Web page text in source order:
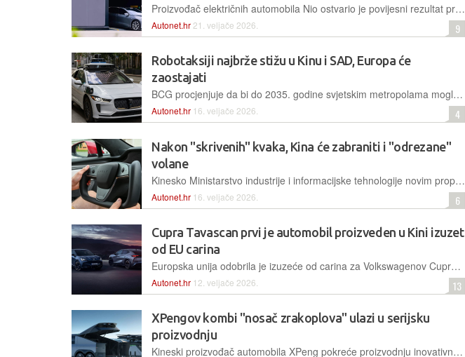
Proizvođač električnih automobila Nio ostvario je povijesni rezultat protekloga četvrtka, kad je zamijenio rekordan broj baterija u 24 sata, čime je potvrdio efikasnost ove tehnologije tijekom masovnih putovanja
Autonet.hr 21. veljače 2026. 9
Robotaksiji najbrže stižu u Kinu i SAD, Europa će
zaostajati
BCG procjenjuje da bi do 2035. godine svjetskim metropolama moglo prometovati i do tri milijuna autonomnih taksija, pri čemu će Kina i SAD predvoditi rast
Autonet.hr 16. veljače 2026. 4
Nakon "skrivenih" kvaka, Kina će zabraniti i "odrezane"
volane
Kinesko Ministarstvo industrije i informacijske tehnologije novim propisima de facto zabranjuje nekonvencionalne upravljače u vozilima, postavljajući sigurnost putnika iznad dizajnerskih trendova
Autonet.hr 16. veljače 2026. 6
Cupra Tavascan prvi je automobil proizveden u Kini izuzet
od EU carina
Europska unija odobrila je izuzeće od carina za Volkswagenov Cupra Tavascan, što je prvi takav slučaj pod novim mehanizmom koji signalizira smirivanje trgovinskih tenzija između Bruxellesa i Pekinga
Autonet.hr 12. veljače 2026. 13
XPengov kombi "nosač zrakoplova" ulazi u serijsku
proizvodnju
Kineski proizvođač automobila XPeng pokreće proizvodnju inovativnog sustava koji spaja terensko kombi vozilo sa šest kotača i odvojivu električnu VTOL letjelicu, s ciljem transformacije regionalnog prometa